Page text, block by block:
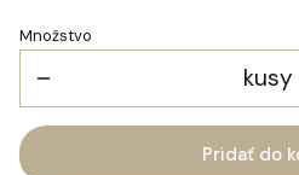
Množstvo
kusy
Pridať do